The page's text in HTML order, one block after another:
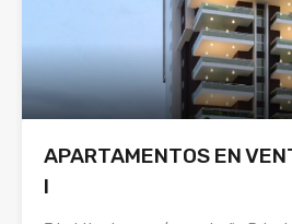
APARTAMENTOS EN
I